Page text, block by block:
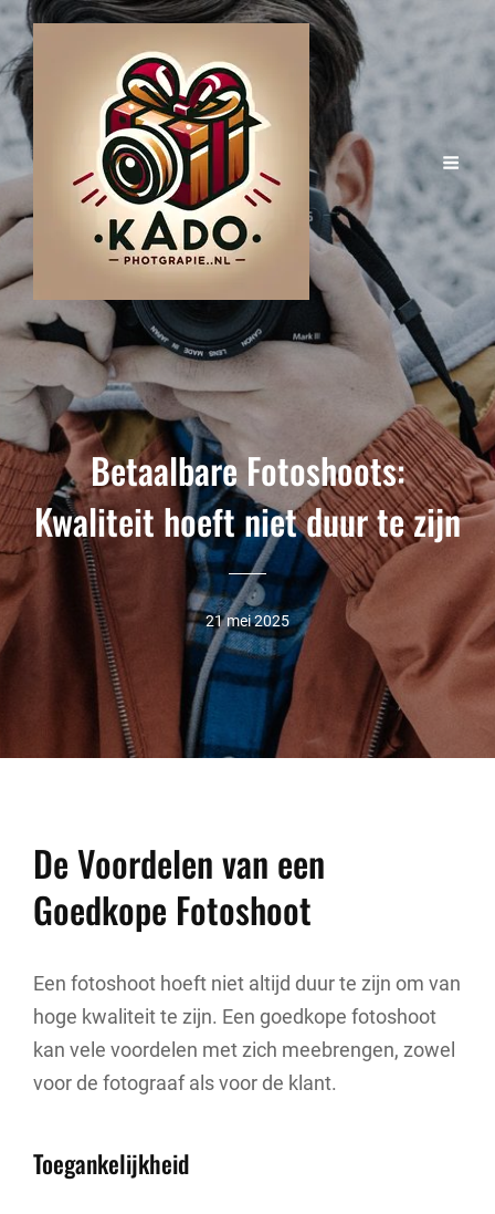
Betaalbare Fotoshoots:
Kwaliteit hoeft niet duur te zijn
21 mei 2025
De Voordelen van een
Goedkope Fotoshoot
Een fotoshoot hoeft niet altijd duur te zijn om van
hoge kwaliteit te zijn. Een goedkope fotoshoot
kan vele voordelen met zich meebrengen, zowel
voor de fotograaf als voor de klant.
Toegankelijkheid